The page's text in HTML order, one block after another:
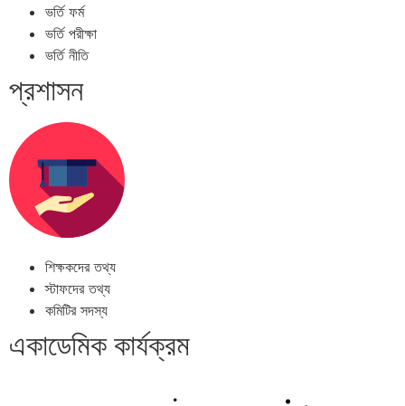
ভর্তি ফর্ম
ভর্তি পরীক্ষা
ভর্তি নীতি
প্রশাসন
শিক্ষকদের তথ্য
স্টাফদের তথ্য
কমিটির সদস্য
একাডেমিক কার্যক্রম